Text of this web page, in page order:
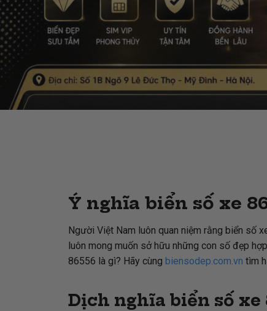
Ý nghĩa biển số xe
Người Việt Nam luôn quan niệm rằng biển số
luôn mong muốn sở hữu những con số đẹp
86556 là gì? Hãy cùng biensodep.com.vn tìm
Dịch nghĩa biển số xe